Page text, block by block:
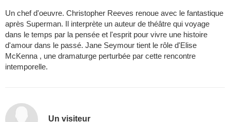
Un chef d'oeuvre. Christopher Reeves renoue avec le fantastique
après Superman. Il interprète un auteur de théâtre qui voyage
dans le temps par la pensée et l'esprit pour vivre une histoire
d'amour dans le passé. Jane Seymour tient le rôle d'Elise
McKenna , une dramaturge perturbée par cette rencontre
intemporelle.
Un visiteur